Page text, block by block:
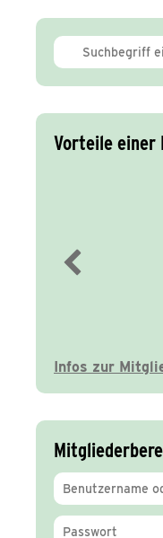
Vorteile einer
Infos zur